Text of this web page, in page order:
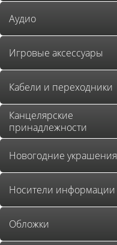
Аудио
Игровые аксессуары
Кабели и переходники
Канцелярские
принадлежности
Новогодние украшения
Носители информации
Обложки